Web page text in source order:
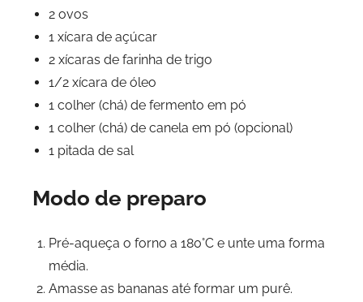
2 ovos
1 xícara de açúcar
2 xícaras de farinha de trigo
1/2 xícara de óleo
1 colher (chá) de fermento em pó
1 colher (chá) de canela em pó (opcional)
1 pitada de sal
Modo de preparo
Pré-aqueça o forno a 180°C e unte uma forma
média.
Amasse as bananas até formar um purê.